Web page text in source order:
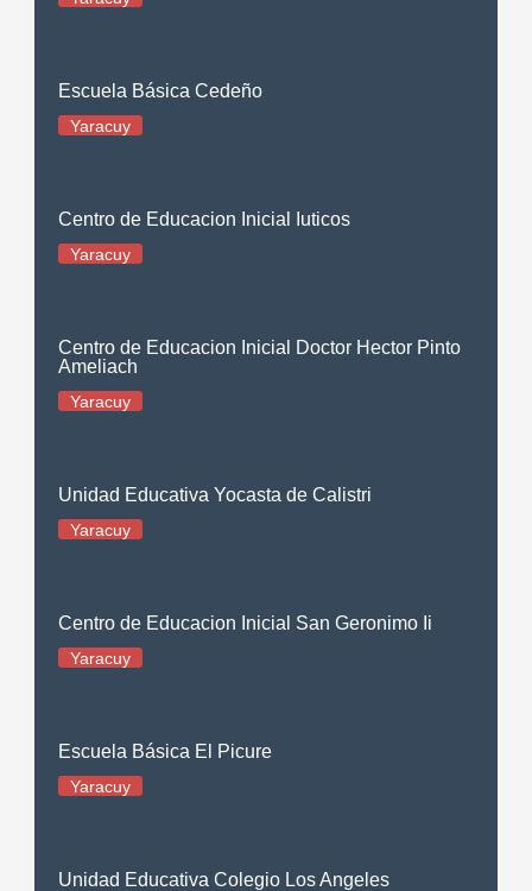
Escuela Básica Cedeño
Yaracuy
Centro de Educacion Inicial Iuticos
Yaracuy
Centro de Educacion Inicial Doctor Hector Pinto
Ameliach
Yaracuy
Unidad Educativa Yocasta de Calistri
Yaracuy
Centro de Educacion Inicial San Geronimo Ii
Yaracuy
Escuela Básica El Picure
Yaracuy
Unidad Educativa Colegio Los Angeles